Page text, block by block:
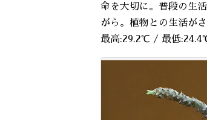
命を大切に。普段の生
がら。植物との生活が
最高:29.2℃ / 最低